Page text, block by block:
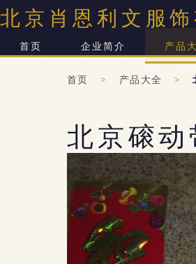
北京肖恩利文服饰
首页 企业简介 产品
首页 > 产品大全 >
北京磙